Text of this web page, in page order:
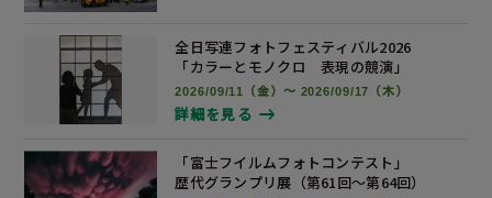
全日写連フォトフェスティバル2026
「カラーとモノクロ 表現の競演」
2026/09/11（金）～ 2026/09/17（木）
詳細を見る
「富士フイルムフォトコンテスト」
歴代グランプリ展 （第61回～第64回）